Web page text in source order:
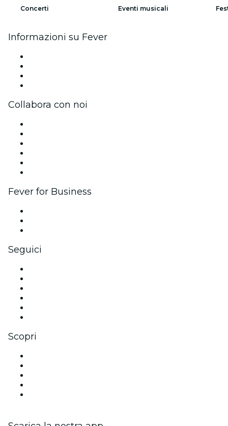
Concerti Eventi musicali
Informazioni su Fever
Collabora con noi
Fever for Business
Seguici
Scopri